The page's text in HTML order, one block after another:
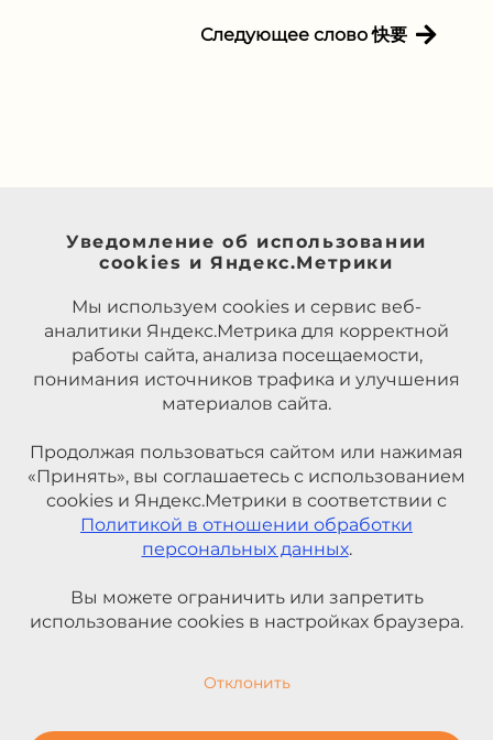
Следующее слово 快要
Уведомление об использовании
cookies и Яндекс.Метрики
Мы используем cookies и сервис веб-
аналитики Яндекс.Метрика для корректной
работы сайта, анализа посещаемости,
понимания источников трафика и улучшения
материалов сайта.
Продолжая пользоваться сайтом или нажимая
«Принять», вы соглашаетесь с использованием
cookies и Яндекс.Метрики в соответствии с
Политикой в отношении обработки
персональных данных.
Вы можете ограничить или запретить
использование cookies в настройках браузера.
Отклонить